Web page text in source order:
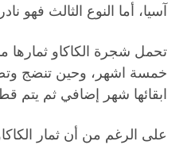
آسيا، أما النوع الثالث فهو
تحمل شجرة الكاكاو ثمارها
خمسة اشهر، وحين تنضج
ابقائها شهر إضافي ثم يتم
على الرغم من أن ثمار